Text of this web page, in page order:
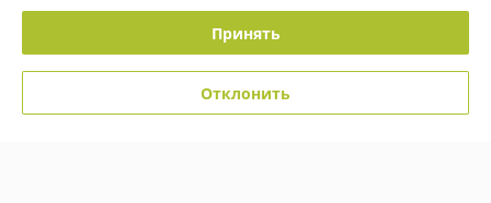
Информация для покупателя
Общество с ограниченной ответственностью
г. Минск, ул. Тимошенко 8, оф 9Н
Принять
Отклонить